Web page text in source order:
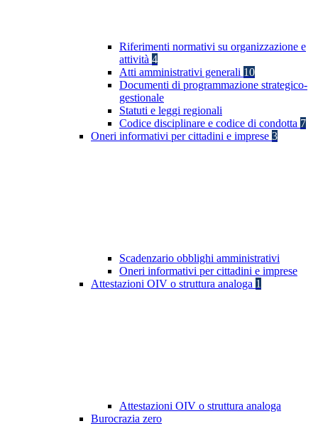
Riferimenti normativi su organizzazione e
attività 4
Atti amministrativi generali 10
Documenti di programmazione strategico-
gestionale
Statuti e leggi regionali
Codice disciplinare e codice di condotta 7
Oneri informativi per cittadini e imprese 3
Scadenzario obblighi amministrativi
Oneri informativi per cittadini e imprese
Attestazioni OIV o struttura analoga 1
Attestazioni OIV o struttura analoga
Burocrazia zero